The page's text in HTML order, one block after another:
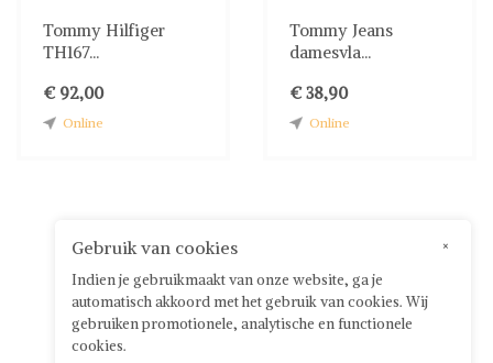
Tommy Hilfiger
TH167...
€ 92,00
Online
Tommy Jeans
damesvla...
€ 38,90
Online
×
Gebruik van cookies
Indien je gebruikmaakt van onze website, ga je
automatisch akkoord met het gebruik van cookies. Wij
gebruiken promotionele, analytische en functionele
cookies.